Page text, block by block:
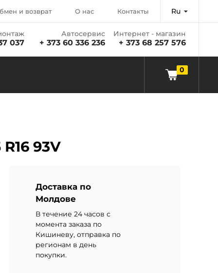
и возврат О нас Контакты Ru
037
Автосервис
+ 373 60 336 236
Интернет - магазин
+ 373 68 257 576
0
93V
Доставка по
Молдове
В течение 24 часов с
момента заказа по
Кишиневу, отправка по
регионам в день
покупки.